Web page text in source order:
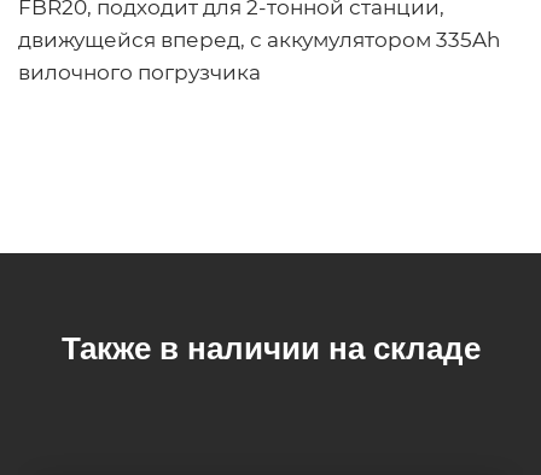
FBR20, подходит для 2-тонной станции,
движущейся вперед, с аккумулятором 335Ah
вилочного погрузчика
Также в наличии на складе